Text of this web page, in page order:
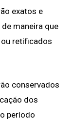
exatos e
maneira que
retificados
conservados
dos
período